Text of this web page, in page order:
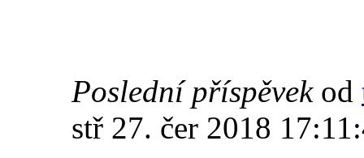
Poslední příspěvek od
stř 27. čer 2018